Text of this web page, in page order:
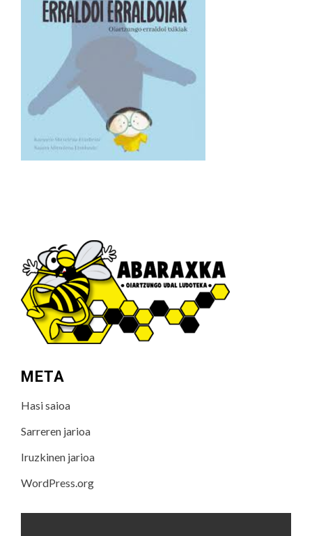
META
Hasi saioa
Sarreren jarioa
Iruzkinen jarioa
WordPress.org